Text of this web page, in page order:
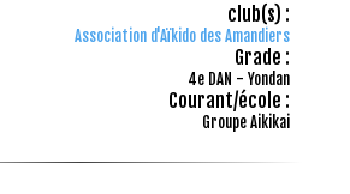
club(s) :
Association d'Aïkido des Amandiers
Grade :
4e DAN - Yondan
Courant/école :
Groupe Aikikai